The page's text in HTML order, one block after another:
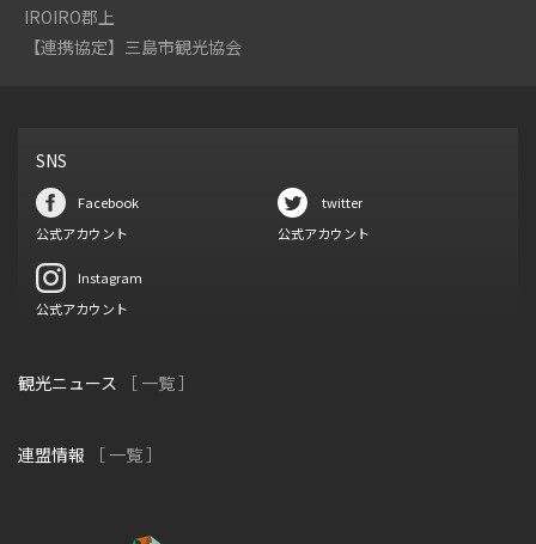
IROIRO郡上
【連携協定】三島市観光協会
SNS
Facebook
公式アカウント
twitter
公式アカウント
Instagram
公式アカウント
観光ニュース ［ 一覧 ］
連盟情報 ［ 一覧 ］